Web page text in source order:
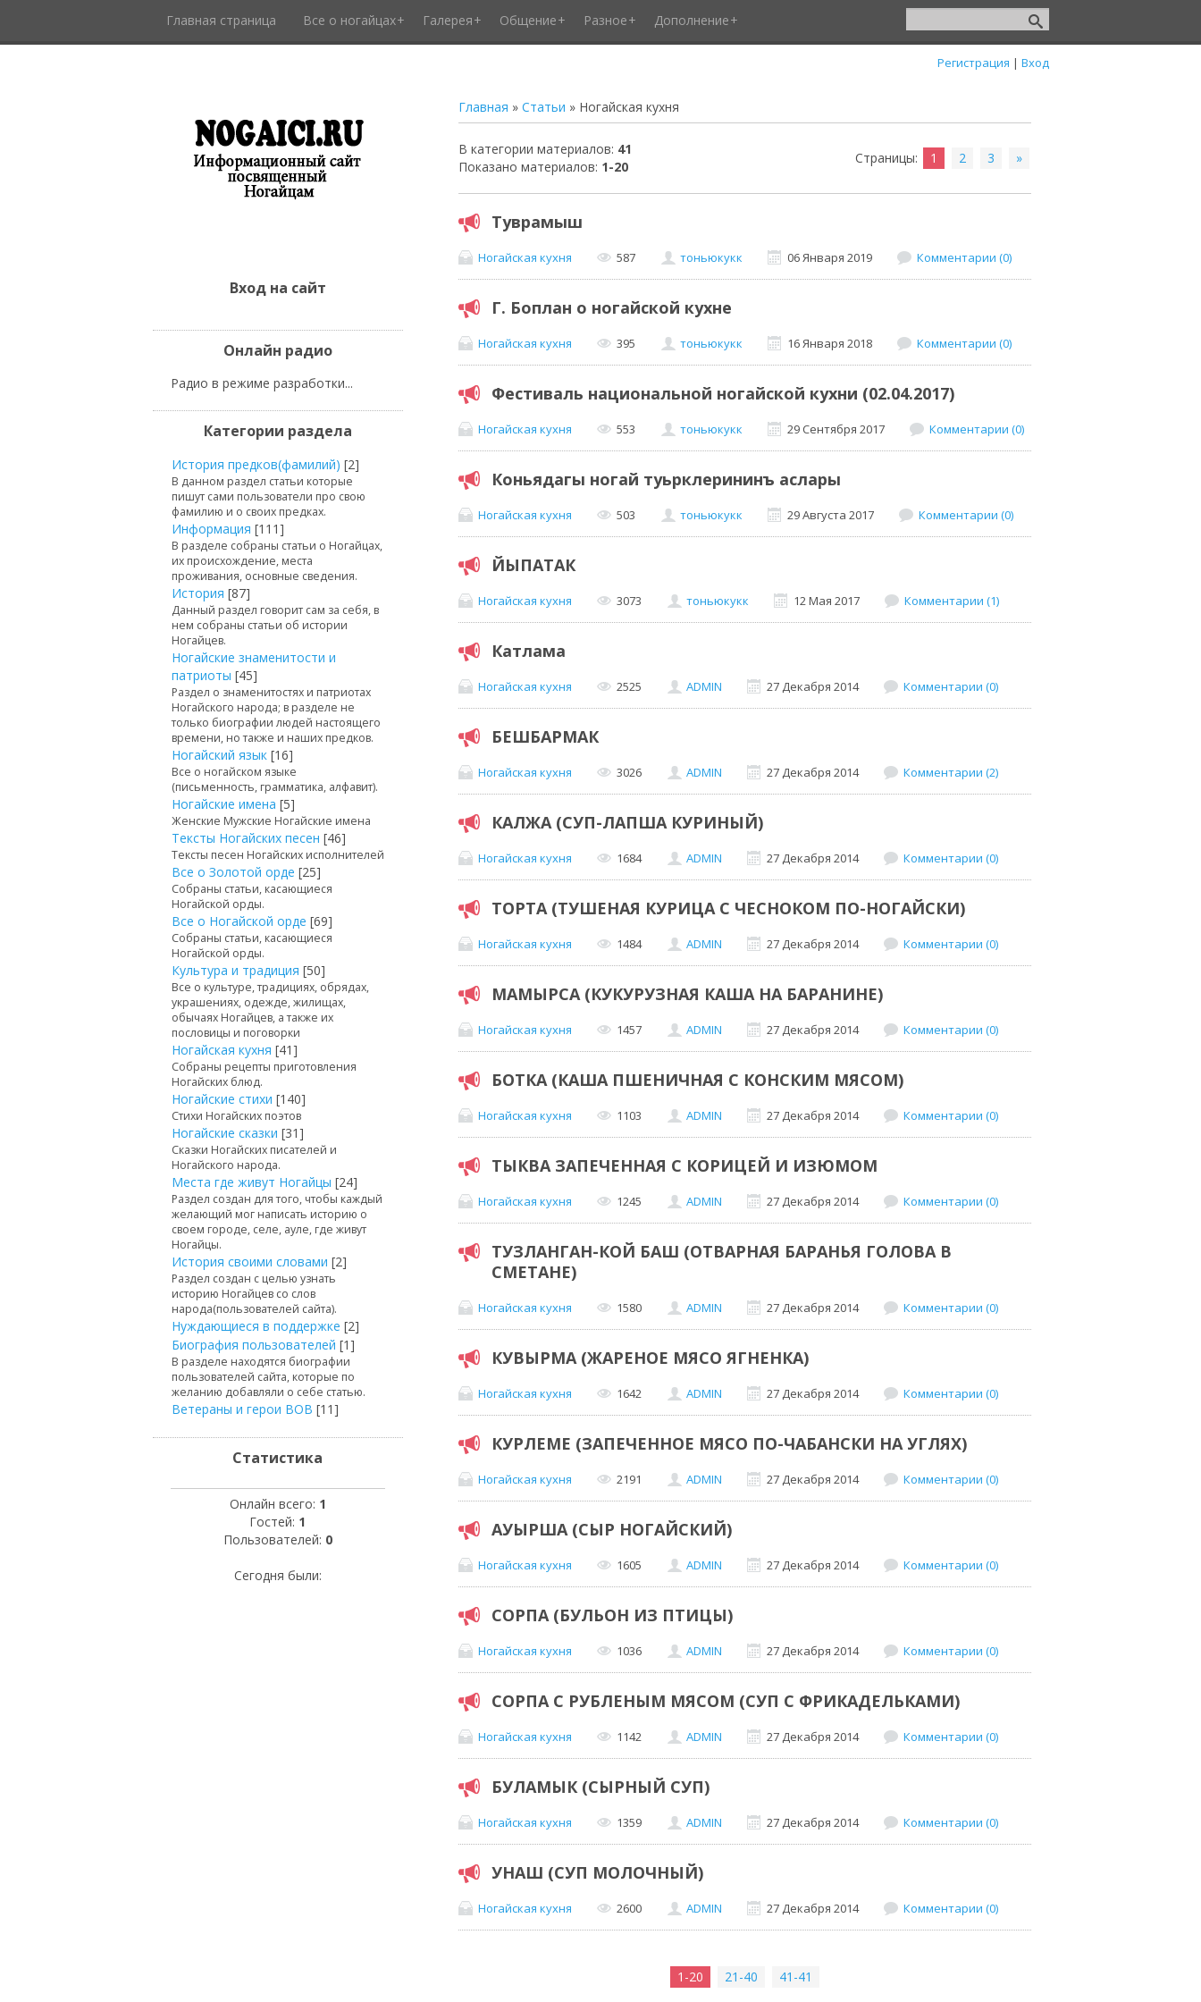
Главная страница Все о ногайцах Галерея Общение Разное Дополнение
Регистрация | Вход
Главная » Статьи » Ногайская кухня
В категории материалов: 41
Показано материалов: 1-20
Страницы: 1 2 3 »
Туврамыш
Ногайская кухня 587 тоньюкукк 06 Января 2019 Комментарии (0)
Г. Боплан о ногайской кухне
Ногайская кухня 395 тоньюкукк 16 Января 2018 Комментарии (0)
Фестиваль национальной ногайской кухни (02.04.2017)
Ногайская кухня 553 тоньюкукк 29 Сентября 2017 Комментарии (0)
Коньядагы ногай туьрклерининъ аслары
Ногайская кухня 503 тоньюкукк 29 Августа 2017 Комментарии (0)
ЙЫПАТАК
Ногайская кухня 3073 тоньюкукк 12 Мая 2017 Комментарии (1)
Катлама
Ногайская кухня 2525 ADMIN 27 Декабря 2014 Комментарии (0)
БЕШБАРМАК
Ногайская кухня 3026 ADMIN 27 Декабря 2014 Комментарии (2)
КАЛЖА (СУП-ЛАПША КУРИНЫЙ)
Ногайская кухня 1684 ADMIN 27 Декабря 2014 Комментарии (0)
ТОРТА (ТУШЕНАЯ КУРИЦА С ЧЕСНОКОМ ПО-НОГАЙСКИ)
Ногайская кухня 1484 ADMIN 27 Декабря 2014 Комментарии (0)
МАМЫРСА (КУКУРУЗНАЯ КАША НА БАРАНИНЕ)
Ногайская кухня 1457 ADMIN 27 Декабря 2014 Комментарии (0)
БОТКА (КАША ПШЕНИЧНАЯ С КОНСКИМ МЯСОМ)
Ногайская кухня 1103 ADMIN 27 Декабря 2014 Комментарии (0)
ТЫКВА ЗАПЕЧЕННАЯ С КОРИЦЕЙ И ИЗЮМОМ
Ногайская кухня 1245 ADMIN 27 Декабря 2014 Комментарии (0)
ТУЗЛАНГАН-КОЙ БАШ (ОТВАРНАЯ БАРАНЬЯ ГОЛОВА В
СМЕТАНЕ)
Ногайская кухня 1580 ADMIN 27 Декабря 2014 Комментарии (0)
КУВЫРМА (ЖАРЕНОЕ МЯСО ЯГНЕНКА)
Ногайская кухня 1642 ADMIN 27 Декабря 2014 Комментарии (0)
КУРЛЕМЕ (ЗАПЕЧЕННОЕ МЯСО ПО-ЧАБАНСКИ НА УГЛЯХ)
Ногайская кухня 2191 ADMIN 27 Декабря 2014 Комментарии (0)
АУЫРША (СЫР НОГАЙСКИЙ)
Ногайская кухня 1605 ADMIN 27 Декабря 2014 Комментарии (0)
СОРПА (БУЛЬОН ИЗ ПТИЦЫ)
Ногайская кухня 1036 ADMIN 27 Декабря 2014 Комментарии (0)
СОРПА С РУБЛЕНЫМ МЯСОМ (СУП С ФРИКАДЕЛЬКАМИ)
Ногайская кухня 1142 ADMIN 27 Декабря 2014 Комментарии (0)
БУЛАМЫК (СЫРНЫЙ СУП)
Ногайская кухня 1359 ADMIN 27 Декабря 2014 Комментарии (0)
УНАШ (СУП МОЛОЧНЫЙ)
Ногайская кухня 2600 ADMIN 27 Декабря 2014 Комментарии (0)
1-20 21-40 41-41
Вход на сайт
Онлайн радио
Радио в режиме разработки...
Категории раздела
История предков(фамилий) [2]
В данном раздел статьи которые
пишут сами пользователи про свою
фамилию и о своих предках.
Информация [111]
В разделе собраны статьи о Ногайцах,
их происхождение, места
проживания, основные сведения.
История [87]
Данный раздел говорит сам за себя, в
нем собраны статьи об истории
Ногайцев.
Ногайские знаменитости и
патриоты [45]
Раздел о знаменитостях и патриотах
Ногайского народа; в разделе не
только биографии людей настоящего
времени, но также и наших предков.
Ногайский язык [16]
Все о ногайском языке
(письменность, грамматика, алфавит).
Ногайские имена [5]
Женские Мужские Ногайские имена
Тексты Ногайских песен [46]
Тексты песен Ногайских исполнителей
Все о Золотой орде [25]
Собраны статьи, касающиеся
Ногайской орды.
Все о Ногайской орде [69]
Собраны статьи, касающиеся
Ногайской орды.
Культура и традиция [50]
Все о культуре, традициях, обрядах,
украшениях, одежде, жилищах,
обычаях Ногайцев, а также их
пословицы и поговорки
Ногайская кухня [41]
Собраны рецепты приготовления
Ногайских блюд.
Ногайские стихи [140]
Стихи Ногайских поэтов
Ногайские сказки [31]
Сказки Ногайских писателей и
Ногайского народа.
Места где живут Ногайцы [24]
Раздел создан для того, чтобы каждый
желающий мог написать историю о
своем городе, селе, ауле, где живут
Ногайцы.
История своими словами [2]
Раздел создан с целью узнать
историю Ногайцев со слов
народа(пользователей сайта).
Нуждающиеся в поддержке [2]
Биография пользователей [1]
В разделе находятся биографии
пользователей сайта, которые по
желанию добавляли о себе статью.
Ветераны и герои ВОВ [11]
Статистика
Онлайн всего: 1
Гостей: 1
Пользователей: 0
Сегодня были: